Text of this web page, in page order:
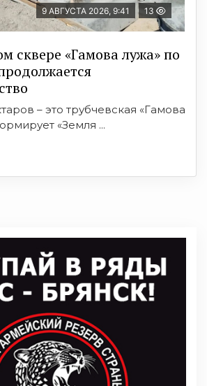
9 АВГУСТА 2026, 9:41 13
сквере «Гамова лужа» по
– это трубчевская «Гамова
«Земля ...